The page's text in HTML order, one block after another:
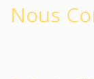
Nous